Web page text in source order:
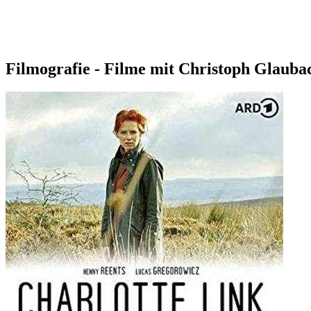
Filmografie - Filme mit Christoph